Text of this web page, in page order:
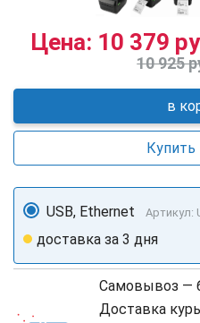
USB, Ethernet Артикул:
доставка за 3 дня
Самовывоз —
Доставка
Цена:
10 925
10 379
в
Купить